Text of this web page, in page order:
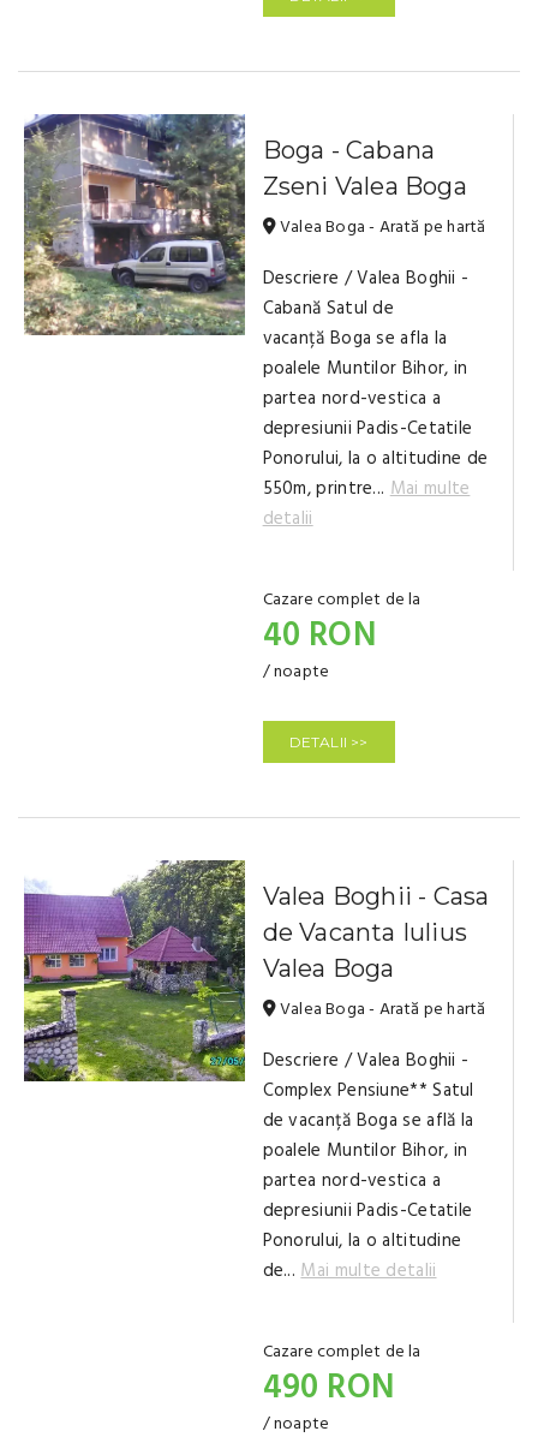
Boga - Cabana
Zseni Valea Boga
Valea Boga - Arată pe hartă
Descriere / Valea Boghii -
Cabană Satul de
vacanță Boga se afla la
poalele Muntilor Bihor, in
partea nord-vestica a
depresiunii Padis-Cetatile
Ponorului, la o altitudine de
550m, printre... Mai multe
detalii
Cazare complet de la
40 RON
/ noapte
DETALII >>
Valea Boghii - Casa
de Vacanta Iulius
Valea Boga
Valea Boga - Arată pe hartă
Descriere / Valea Boghii -
Complex Pensiune** Satul
de vacanță Boga se află la
poalele Muntilor Bihor, in
partea nord-vestica a
depresiunii Padis-Cetatile
Ponorului, la o altitudine
de...Mai multe detalii
Cazare complet de la
490 RON
/ noapte